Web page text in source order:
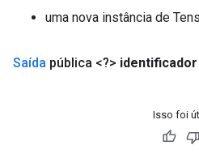
uma nova instância de
Saída pública <?> identificador
Isso foi